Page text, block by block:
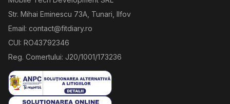
Str. Mihai Eminescu 73A, Tunari, Ilfov
Email: contact@fitdiary.ro
CUI: RO43792346
Reg. Comertului: J20/1001/173236